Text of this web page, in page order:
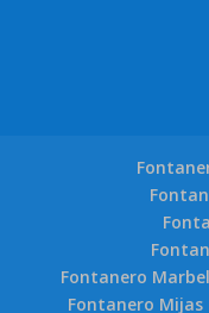
Fontanero
Fontanero Mijas